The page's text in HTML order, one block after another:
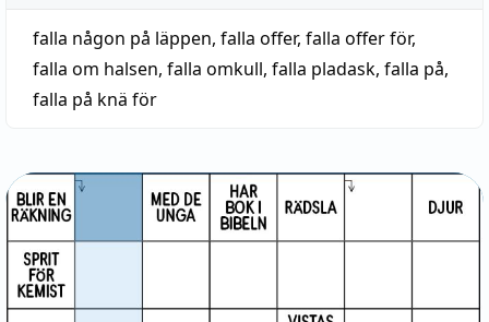
falla någon på läppen, falla offer, falla offer för,
falla om halsen, falla omkull, falla pladask, falla på,
falla på knä för